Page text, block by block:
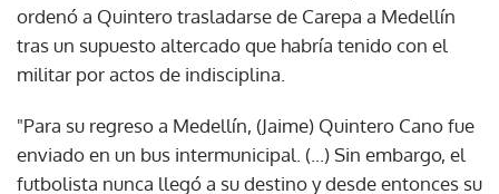
ordenó a Quintero trasladarse de Carepa a Medellín
tras un supuesto altercado que habría tenido con el
militar por actos de indisciplina.
"Para su regreso a Medellín, (Jaime) Quintero Cano fue
enviado en un bus intermunicipal. (...) Sin embargo, el
futbolista nunca llegó a su destino y desde entonces su